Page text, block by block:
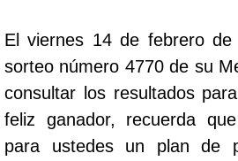
Astro Luna
Cafeterito Tarde
El viernes 14 de febrero de
sorteo número 4770 de su
consultar los resultados
feliz ganador, recuerda
para ustedes un plan de